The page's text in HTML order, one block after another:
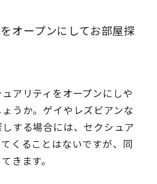
オープンにしてお部屋探
アリティをオープンにしや
うか。ゲイやレズビアンな
する場合には、セクシュア
くることはないですが、同
きます。